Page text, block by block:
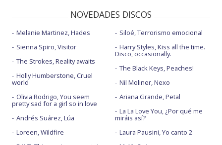
NOVEDADES DISCOS
Melanie Martinez, Hades
Sienna Spiro, Visitor
The Strokes, Reality awaits
Holly Humberstone, Cruel
world
Olivia Rodrigo, You seem
pretty sad for a girl so in love
Andrés Suárez, Lúa
Loreen, Wildfire
Siloé, Terrorismo emocional
Harry Styles, Kiss all the time.
Disco, occasionally.
The Black Keys, Peaches!
Nil Moliner, Nexo
Ariana Grande, Petal
La La Love You, ¿Por qué me
miráis así?
Laura Pausini, Yo canto 2